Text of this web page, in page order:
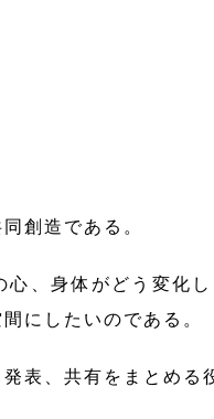
創造である。
、身体がどう変化
にしたいのである。
表、共有をまとめる